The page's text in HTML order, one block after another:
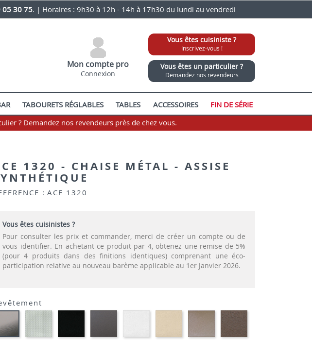
05 30 75. | Horaires : 9h30 à 12h - 14h à 17h30 du lundi au vendredi
Mon compte pro
Connexion
Vous êtes cuisiniste ?
Inscrivez-vous !
Vous êtes un particulier ?
Demandez nos revendeurs
TABOURETS RÉGLABLES TABLES ACCESSOIRES
FIN DE SÉRIE
? Demandez nos revendeurs près de chez vous.
1320 - CHAISE MÉTAL - ASSISE
: ACE 1320
Vous êtes cuisinistes ?
Pour consulter les prix et commander, merci de créer un compte ou de
vous identifier. En achetant ce produit par 4, obtenez une remise de 5%
(pour 4 produits dans des finitions identiques) comprenant une éco-
participation relative au nouveau barème applicable au 1er Janvier 2026.
CARBON
LOOK-
SIMILI
SONOR
ALU-
SIMILI
SIMILI
SIMILI
EKOS
SIMILI
EKOS
GREGE-
SIMILI
MARRON